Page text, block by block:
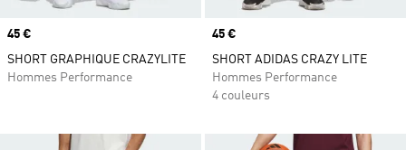
Prix
45 €
SHORT GRAPHIQUE CRAZYLITE
Hommes Performance
Prix
45 €
SHORT ADIDAS CRAZY LITE
Hommes Performance
4 couleurs